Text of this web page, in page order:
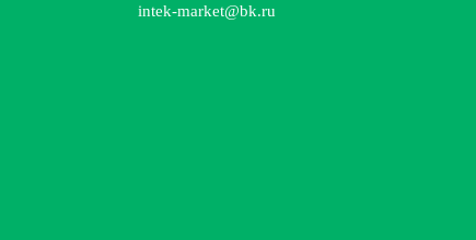
intek-market@bk.ru